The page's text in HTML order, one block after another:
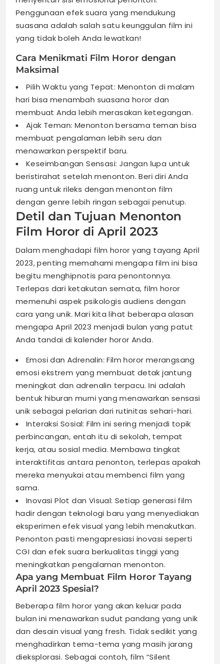
Penggunaan efek suara yang mendukung
suasana adalah salah satu keunggulan film ini
yang tidak boleh Anda lewatkan!
Cara Menikmati Film Horor dengan
Maksimal
Pilih Waktu yang Tepat: Menonton di malam
hari bisa menambah suasana horor dan
membuat Anda lebih merasakan ketegangan.
Ajak Teman: Menonton bersama teman bisa
membuat pengalaman lebih seru dan
menawarkan perspektif baru.
Keseimbangan Sensasi: Jangan lupa untuk
beristirahat setelah menonton. Beri diri Anda
ruang untuk rileks dengan menonton film
dengan genre lebih ringan sebagai penutup.
Detil dan Tujuan Menonton
Film Horor di April 2023
Dalam menghadapi film horor yang tayang April
2023, penting memahami mengapa film ini bisa
begitu menghipnotis para penontonnya.
Terlepas dari ketakutan semata, film horor
memenuhi aspek psikologis audiens dengan
cara yang unik. Mari kita lihat beberapa alasan
mengapa April 2023 menjadi bulan yang patut
Anda tandai di kalender horor Anda.
Emosi dan Adrenalin: Film horor merangsang
emosi ekstrem yang membuat detak jantung
meningkat dan adrenalin terpacu. Ini adalah
bentuk hiburan murni yang menawarkan sensasi
unik sebagai pelarian dari rutinitas sehari-hari.
Interaksi Sosial: Film ini sering menjadi topik
perbincangan, entah itu di sekolah, tempat
kerja, atau sosial media. Membawa tingkat
interaktifitas antara penonton, terlepas apakah
mereka menyukai atau membenci film yang
sama.
Inovasi Plot dan Visual: Setiap generasi film
hadir dengan teknologi baru yang menyediakan
eksperimen efek visual yang lebih menakutkan.
Penonton pasti mengapresiasi inovasi seperti
CGI dan efek suara berkualitas tinggi yang
meningkatkan pengalaman menonton.
Apa yang Membuat Film Horor Tayang
April 2023 Spesial?
Beberapa film horor yang akan keluar pada
bulan ini menawarkan sudut pandang yang unik
dan desain visual yang fresh. Tidak sedikit yang
menghadirkan tema-tema yang masih jarang
dieksplorasi. Sebagai contoh, film “Silent